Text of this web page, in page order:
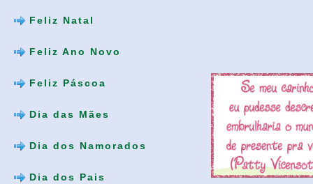
Feliz Natal
Feliz Ano Novo
Feliz Páscoa
Dia das Mães
Dia dos Namorados
Dia dos Pais